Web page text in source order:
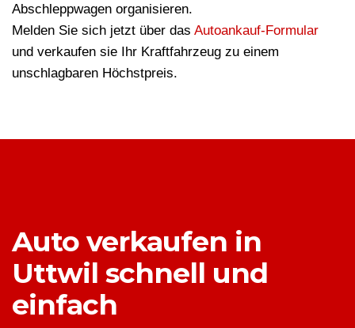
Abschleppwagen organisieren.
Melden Sie sich jetzt über das Autoankauf-Formular
und verkaufen sie Ihr Kraftfahrzeug zu einem
unschlagbaren Höchstpreis.
Auto verkaufen in
Uttwil schnell und
einfach